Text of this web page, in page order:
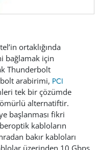
ortaklığında
bağlamak için
Thunderbolt
arabirimi, PCI
tek bir çözümde
alternatiftir.
başlanması fikri
kabloların
bakır kabloları